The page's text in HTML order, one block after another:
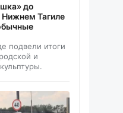
до
Нижнем Тагиле
подвели итоги
и